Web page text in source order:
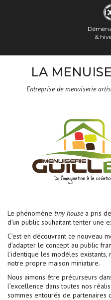
&
LA
Entreprise de menuiserie
Le phénomène tiny housea pris de
d’un public souhaitant tenter une
C’est en découvrant ce nouveau
d’adapter le concept au public
l’identique les modèles existants,
notre propre maison miniature.
Nous aimons être précurseurs
l’excellence dans toutes nos
sommes entourés de